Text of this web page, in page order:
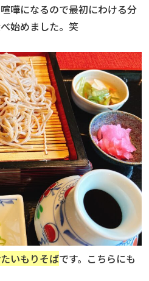
嘩になるので最初にわける分
始めました。笑
いもりそばです。こちらにも